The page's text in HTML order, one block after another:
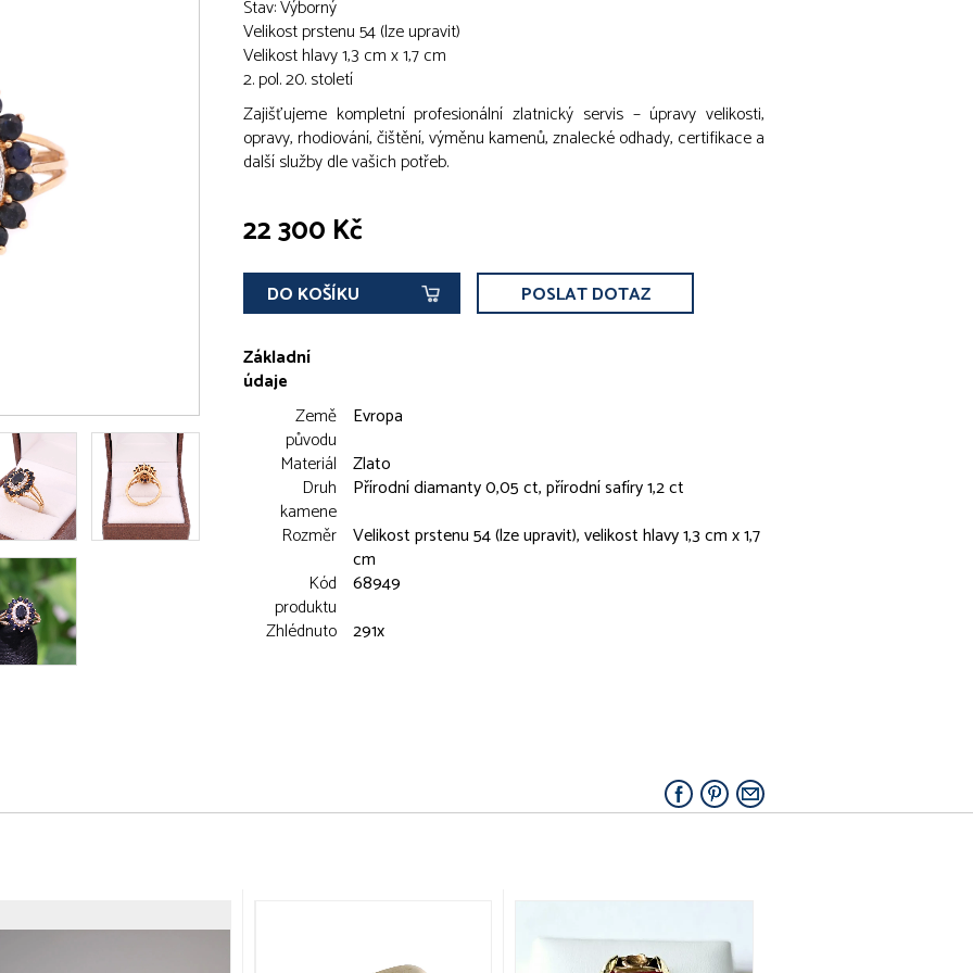
Stav: Výborný
Velikost prstenu 54 (lze upravit)
Velikost hlavy 1,3 cm x 1,7 cm
2. pol. 20. století
Zajišťujeme kompletní profesionální zlatnický servis – úpravy velikosti,
opravy, rhodiování, čištění, výměnu kamenů, znalecké odhady, certifikace a
další služby dle vašich potřeb.
22 300 Kč
DO KOŠÍKU POSLAT DOTAZ
Základní
údaje
Země
původu
Evropa
Materiál Zlato
Druh
kamene
Přírodní diamanty 0,05 ct, přírodní safíry 1,2 ct
Rozměr Velikost prstenu 54 (lze upravit), velikost hlavy 1,3 cm x 1,7
cm
Kód
produktu
68949
Zhlédnuto 291x